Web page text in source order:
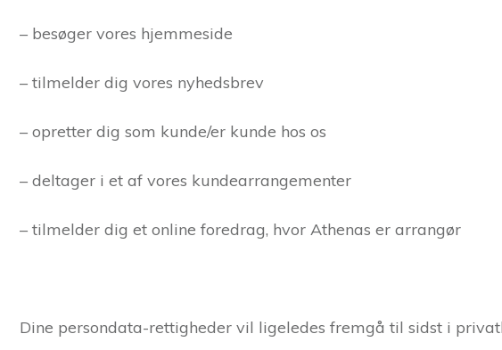
– besøger vores hjemmeside
– tilmelder dig vores nyhedsbrev
– opretter dig som kunde/er kunde hos os
– deltager i et af vores kundearrangementer
– tilmelder dig et online foredrag, hvor Athenas er arrangør
Dine persondata-rettigheder vil ligeledes fremgå til sidst i